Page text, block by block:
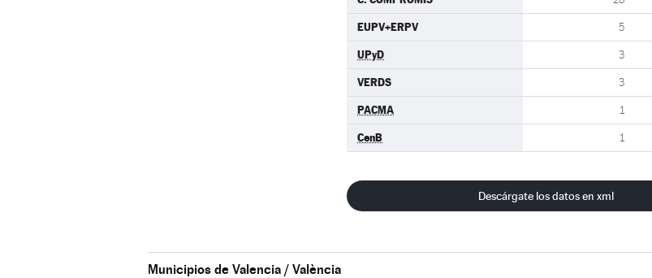
EUPV+ERPV 5
UPyD 3
VERDS 3
PACMA 1
CenB 1
Descárgate los datos en xml
Municipios de Valencia / València